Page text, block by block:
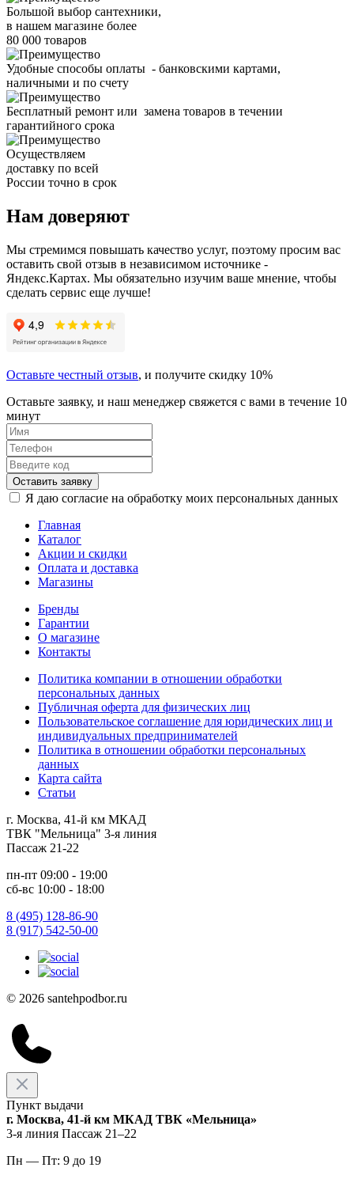
Большой выбор сантехники,
в нашем магазине более
80 000 товаров
Удобные способы оплаты - банковскими картами,
наличными и по счету
Бесплатный ремонт или замена товаров в течении
гарантийного срока
Осуществляем
доставку по всей
России точно в срок
Нам доверяют
Мы стремимся повышать качество услуг, поэтому просим вас
оставить свой отзыв в независимом источнике -
Яндекс.Картах. Мы обязательно изучим ваше мнение, чтобы
сделать сервис еще лучше!
Оставьте честный отзыв, и получите скидку 10%
Оставьте заявку, и наш менеджер свяжется с вами в течение 10
минут
Оставить заявку
Я даю согласие на обработку моих персональных данных
Главная
Каталог
Акции и скидки
Оплата и доставка
Магазины
Бренды
Гарантии
О магазине
Контакты
Политика компании в отношении обработки
персональных данных
Публичная оферта для физических лиц
Пользовательское соглашение для юридических лиц и
индивидуальных предпринимателей
Политика в отношении обработки персональных
данных
Карта сайта
Статьи
г. Москва, 41-й км МКАД
ТВК "Мельница" 3-я линия
Пассаж 21-22
пн-пт 09:00 - 19:00
сб-вс 10:00 - 18:00
8 (495) 128-86-90
8 (917) 542-50-00
© 2026 santehpodbor.ru
Пункт выдачи
г. Москва, 41-й км МКАД ТВК «Мельница»
3-я линия Пассаж 21–22
Пн — Пт: 9 до 19